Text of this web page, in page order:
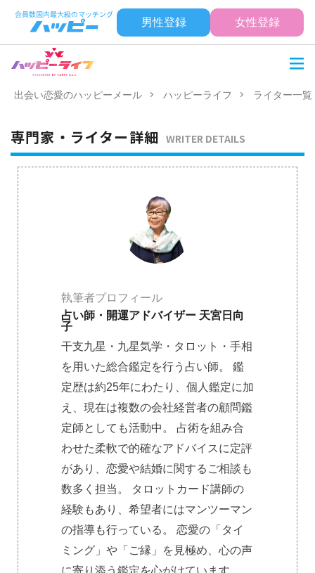
男性登録 女性登録
出会い恋愛のハッピーメール ハッピーライフ ライター一覧
専門家・ライター詳細 WRITER DETAILS
執筆者プロフィール
占い師・開運アドバイザー 天宮日向
子
干支九星・九星気学・タロット・手相
を用いた総合鑑定を行う占い師。 鑑
定歴は約25年にわたり、個人鑑定に加
え、現在は複数の会社経営者の顧問鑑
定師としても活動中。 占術を組み合
わせた柔軟で的確なアドバイスに定評
があり、恋愛や結婚に関するご相談も
数多く担当。 タロットカード講師の
経験もあり、希望者にはマンツーマン
の指導も行っている。 恋愛の「タイ
ミング」や「ご縁」を見極め、心の声
に寄り添う鑑定を心がけています。